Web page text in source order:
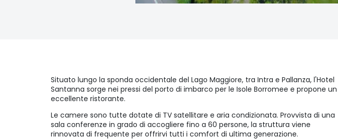
Situato lungo la sponda occidentale del Lago Maggiore, tra Intra e Pallanza, l'Hotel
Santanna sorge nei pressi del porto di imbarco per le Isole Borromee e propone un
eccellente ristorante.
Le camere sono tutte dotate di TV satellitare e aria condizionata. Provvista di una
sala conferenze in grado di accogliere fino a 60 persone, la struttura viene
rinnovata di frequente per offrirvi tutti i comfort di ultima generazione.